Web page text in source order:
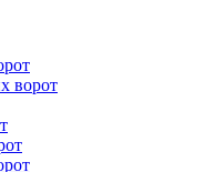
ворот